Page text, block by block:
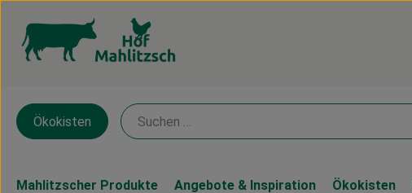
Ökokisten
Mahlitzscher Produkte Angebote & Inspiration Ökokisten